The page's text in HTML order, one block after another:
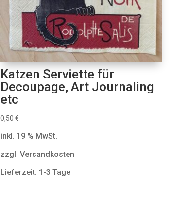
Katzen Serviette für
Decoupage, Art Journaling
etc
0,50 €
inkl. 19 % MwSt.
zzgl. Versandkosten
Lieferzeit: 1-3 Tage